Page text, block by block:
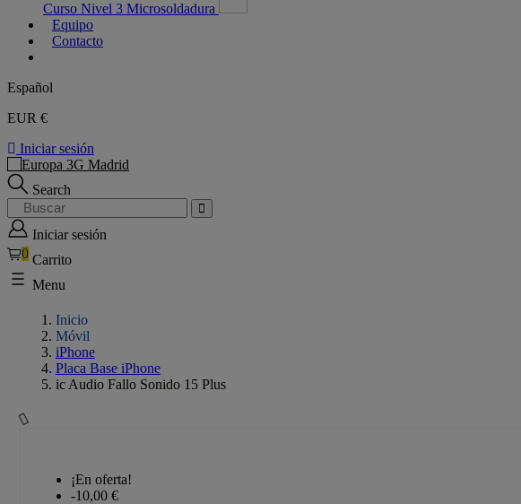
Curso Nivel 3 Microsoldadura
Equipo
Contacto
Español
EUR €
Iniciar sesión
Search
Iniciar sesión
0 Carrito
Menu
Inicio
Móvil
iPhone
Placa Base iPhone
ic Audio Fallo Sonido 15 Plus
¡En oferta!
-10,00 €